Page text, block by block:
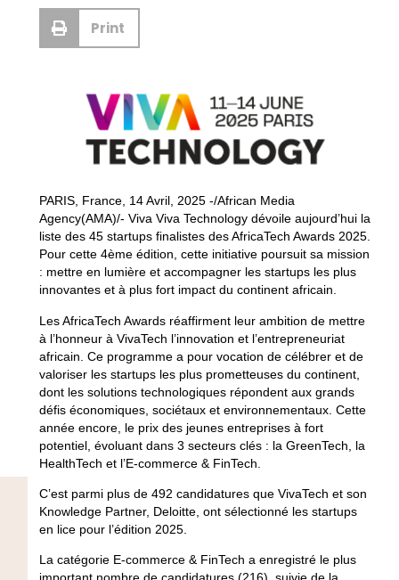
Print
PARIS, France, 14 Avril, 2025 -/African Media
Agency(AMA)/- Viva Viva Technology dévoile aujourd’hui la
liste des 45 startups finalistes des AfricaTech Awards 2025.
Pour cette 4ème édition, cette initiative poursuit sa mission
: mettre en lumière et accompagner les startups les plus
innovantes et à plus fort impact du continent africain.
Les AfricaTech Awards réaffirment leur ambition de mettre
à l’honneur à VivaTech l’innovation et l’entrepreneuriat
africain. Ce programme a pour vocation de célébrer et de
valoriser les startups les plus prometteuses du continent,
dont les solutions technologiques répondent aux grands
défis économiques, sociétaux et environnementaux. Cette
année encore, le prix des jeunes entreprises à fort
potentiel, évoluant dans 3 secteurs clés : la GreenTech, la
HealthTech et l’E-commerce & FinTech.
C’est parmi plus de 492 candidaturesque VivaTech et son
Knowledge Partner, Deloitte, ont sélectionné les startups
en lice pour l’édition 2025.
La catégorie E-commerce & FinTech a enregistré le plus